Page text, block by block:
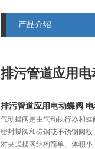
产品介绍
排污管道应用
排污管道应用电动蝶阀
气动蝶阀是由气动执行器和
密封蝶阀和碳钢或不锈钢阀
对夹式蝶阀结构简单、体积